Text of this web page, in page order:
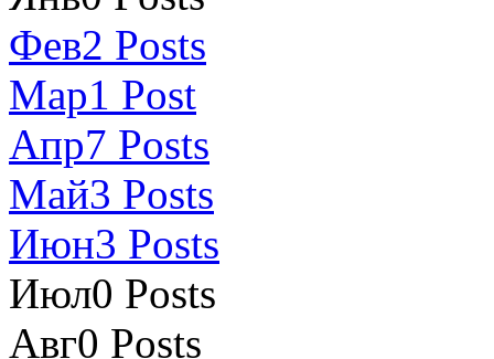
Фев2 Posts
Мар1 Post
Апр7 Posts
Май3 Posts
Июн3 Posts
Июл0 Posts
Авг0 Posts